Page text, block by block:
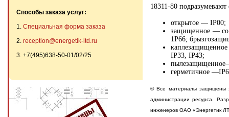
Способы заказа услуг:
1. Специальная форма заказа
2. reception@energetik-ltd.ru
3. +7(495)638-50-01/02/25
18311-80
открытое — IP00;
защищенное — со
1Р66;
IP33, IP43;
герметичное
© Все материалы защищены
администрации ресурса.
инженеров ОАО «Энергетик